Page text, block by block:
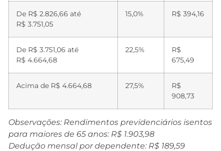
De R$ 2.826,66 até
R$ 3.751,05
15,0% R$ 394,16
De R$ 3.751,06 até
R$ 4.664,68
22,5%
R$
675,49
Acima de R$ 4.664,68 27,5%
R$
908,73
Observações: Rendimentos previdenciários isentos
para maiores de 65 anos: R$ 1.903,98
Dedução mensal por dependente: R$ 189,59